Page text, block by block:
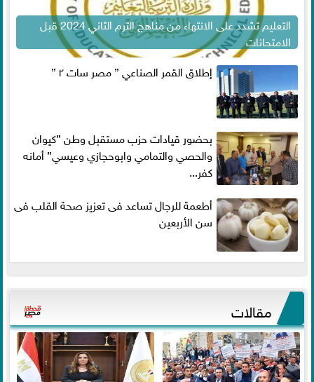
التعليم تشدد على الانتهاء من مناهج الترم الثاني 2024 قبل
الامتحانات
إطلاق القمر الصناعي ” مصر سات ٢ ”
بحضور قيادات حزب مستقبل وطن ”كيوان
والحصي والتمامي وابوحجازي وعيسي” أمانه
كفر...
أطعمة للرجال تساعد فى تعزيز صحة القلب فى
سن الأربعين
مقالات